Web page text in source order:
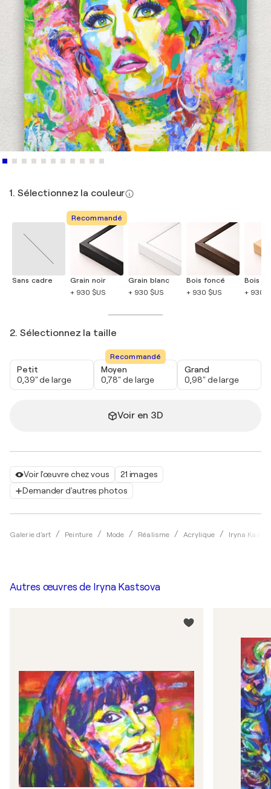
Voir l'œuvre chez vous
21 images
Demander d'autres photos
Galerie d'art Peinture Mode Réalisme Acrylique Iryna
1. Sélectionnez la couleur
Sans cadre
Recommandé
Grain noir
+ 930 $US
Grain blanc
+ 930 $US
Bois foncé
+ 930 $US
Bois
+ 930
2. Sélectionnez la taille
Petit
0,39" de large
Recommandé
Moyen
0,78" de large
Grand
0,98" de large
Voir en 3D
Autres œuvres de Iryna Kastsova